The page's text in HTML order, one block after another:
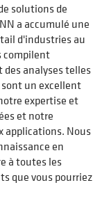
solutions de
a accumulé une
d'industries au
compilent
analyses telles
sont un excellent
expertise et
et notre
applications. Nous
en
à toutes les
que vous pourriez